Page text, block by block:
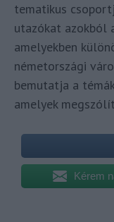
tematikus
utazókat azokból
amelyekben
németországi
bemutatja a
amelyek
Kérem